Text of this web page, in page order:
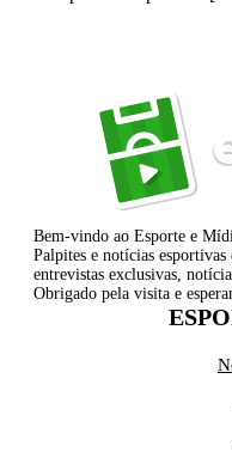
Bem-vindo ao Esporte e
Palpites e notícias
entrevistas exclusivas,
Obrigado pela visita e